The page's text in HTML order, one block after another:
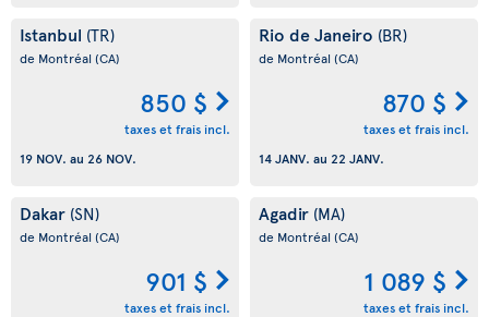
Istanbul (TR)
de Montréal (CA)
850 $
taxes et frais incl.
19 NOV. au 26 NOV.
Rio de Janeiro (BR)
de Montréal (CA)
870 $
taxes et frais incl.
14 JANV. au 22 JANV.
Dakar (SN)
de Montréal (CA)
901 $
taxes et frais incl.
Agadir (MA)
de Montréal (CA)
1 089 $
taxes et frais incl.